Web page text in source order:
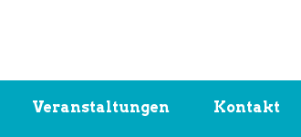
Veranstaltungen
Kontakt